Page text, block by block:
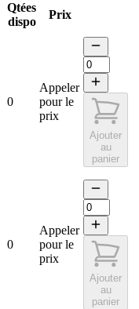
Qtées
dispo
Prix
0
Appeler
pour le
prix
Ajouter
au
panier
0
Appeler
pour le
prix
Ajouter
au
panier